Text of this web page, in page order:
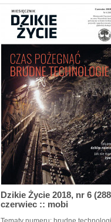
Dzikie Życie 2018, nr 6
czerwiec :: mobi